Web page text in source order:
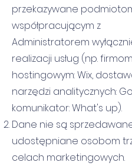
przekazywane
współpracującym z
Administratorem
realizacji usług (np. firmom
hostingowym: Wix,
narzędzi analitycznych:
komunikator: What's up).
Dane nie są
udostępniane osobom
celach marketingowych.